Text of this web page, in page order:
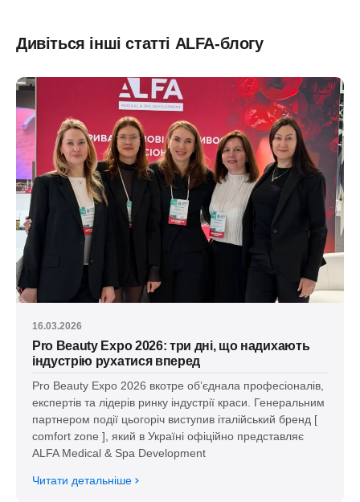
Дивіться інші статті ALFA-блогу
16.03.2026
Pro Beauty Expo 2026: три дні, що надихають
індустрію рухатися вперед
Pro Beauty Expo 2026 вкотре об’єднала професіоналів,
експертів та лідерів ринку індустрії краси. Генеральним
партнером події цьогоріч виступив італійський бренд [
comfort zone ], який в Україні офіційно представляє
ALFA Medical & Spa Development
Читати детальніше